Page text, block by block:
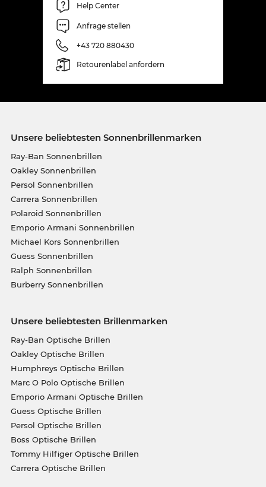
Help Center
Anfrage stellen
+43 720 880430
Retourenlabel anfordern
Unsere beliebtesten Sonnenbrillenmarken
Ray-Ban Sonnenbrillen
Oakley Sonnenbrillen
Persol Sonnenbrillen
Carrera Sonnenbrillen
Polaroid Sonnenbrillen
Emporio Armani Sonnenbrillen
Michael Kors Sonnenbrillen
Guess Sonnenbrillen
Ralph Sonnenbrillen
Burberry Sonnenbrillen
Unsere beliebtesten Brillenmarken
Ray-Ban Optische Brillen
Oakley Optische Brillen
Humphreys Optische Brillen
Marc O Polo Optische Brillen
Emporio Armani Optische Brillen
Guess Optische Brillen
Persol Optische Brillen
Boss Optische Brillen
Tommy Hilfiger Optische Brillen
Carrera Optische Brillen